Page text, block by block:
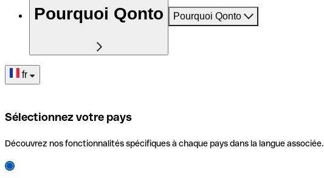
Pourquoi Qonto Pourquoi Qonto
fr
Sélectionnez votre pays
Découvrez nos fonctionnalités spécifiques à chaque pays dans la langue associée.